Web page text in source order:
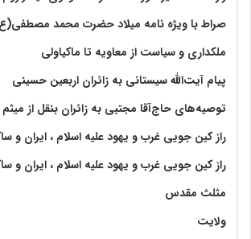
صراط با ویژه نامه میلاد حضرت محمد
ملکداری و سیاست از معاویه تا ماکیاولی
پیام آیت‌الله سیستانی به زائران اربعین حسینی
توصیه‌های حاج‌آقا مجتبی به زائران بنقل از
راز کین جویی غرب و یهود علیه اسلام ، ایران و
راز کین جویی غرب و یهود علیه اسلام ، ایران و
مثلث مقدس
ولايت‏